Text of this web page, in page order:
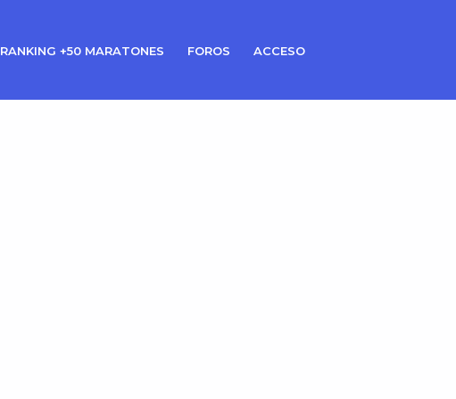
RANKING +50 MARATONES FOROS ACCESO